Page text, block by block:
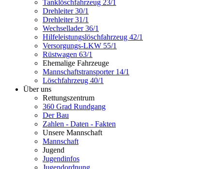
Tanklöschfahrzeug 23/1
Drehleiter 30/1
Drehleiter 31/1
Wechsellader 36/1
Hilfeleistungslöschfahrzeug 42/1
Versorgungs-LKW 55/1
Rüstwagen 63/1
Ehemalige Fahrzeuge
Mannschaftstransporter 14/1
Löschfahrzeug 40/1
Über uns
Rettungszentrum
360 Grad Rundgang
Der Bau
Zahlen - Daten - Fakten
Unsere Mannschaft
Mannschaft
Jugend
Jugendinfos
Jugendordnung